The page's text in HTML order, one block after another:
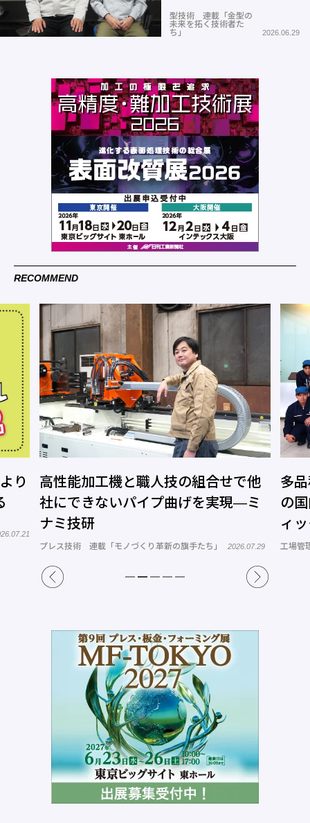
型技術 連載「金型の
未来を拓く技術者た
ち」
2026.06.29
RECOMMEND
り
高性能加工機と職人技の組合せで他
社にできないパイプ曲げを実現―ミ
ナミ技研
プレス技術 連載「モノづくり革新の旗手たち」 2026.07.29
多
の
ィ
工場管